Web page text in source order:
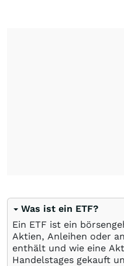
Was ist ein ETF?
Ein ETF ist ein
Aktien, Anleihen oder
enthält und wie eine
Handelstages gekauft